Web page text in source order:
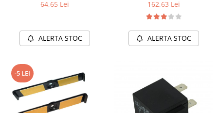
modurile de sudura
64,65 Lei
ALERTA STOC
de 5 metri
162,63 Lei
ALERTA STOC
-5 LEI